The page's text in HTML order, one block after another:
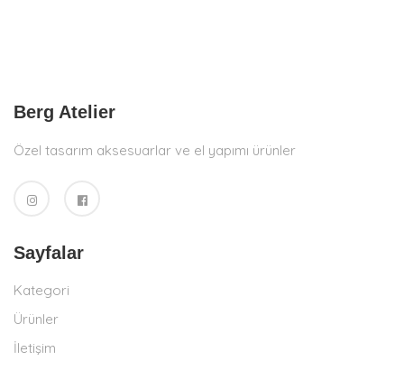
Berg Atelier
Özel tasarım aksesuarlar ve el yapımı ürünler
Sayfalar
Kategori
Ürünler
İletişim